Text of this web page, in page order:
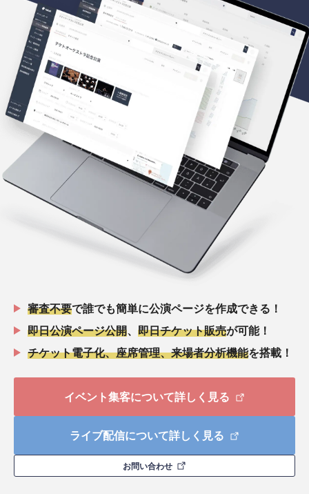
審査不要で誰でも簡単に公演ページを作成できる！
即日公演ページ公開
即日チケット販売が可能！
チケット電子化、座席管理、来場者分析機能を搭載！
イベント集客について詳しく見る
ライブ配信について詳しく見る
お問い合わせ